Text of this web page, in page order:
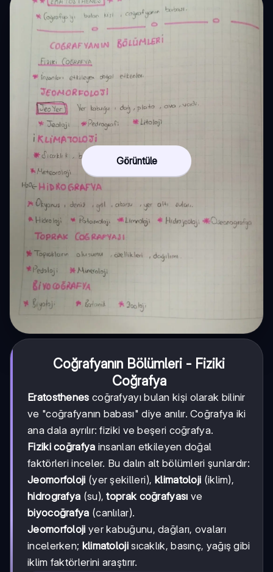
Görüntüle
Coğrafyanın Bölümleri - Fiziki
Coğrafya
Eratosthenes coğrafyayı bulan kişi olarak bilinir
ve "coğrafyanın babası" diye anılır. Coğrafya iki
ana dala ayrılır: fiziki ve beşeri coğrafya.
Fiziki coğrafya insanları etkileyen doğal
faktörleri inceler. Bu dalın alt bölümleri şunlardır:
Jeomorfoloji (yer şekilleri),klimatoloji (iklim),
hidrografya (su),toprak coğrafyası ve
biyocoğrafya (canlılar).
Jeomorfoloji yer kabuğunu, dağları, ovaları
incelerken; klimatolojisıcaklık, basınç, yağış gibi
iklim faktörlerini araştırır.